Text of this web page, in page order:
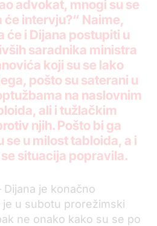
advokat, mnogi su se
će intervju?“ Naime,
će i Dijana postupiti u
saradnika ministra
koji su se lako
pošto su saterani u
na naslovnim
ali i tužlačkim
njih. Pošto bi ga
se u milost tabloida, a i
situacija popravila.
Dijana je konačno
u subotu prorežimski
ne onako kako su se po